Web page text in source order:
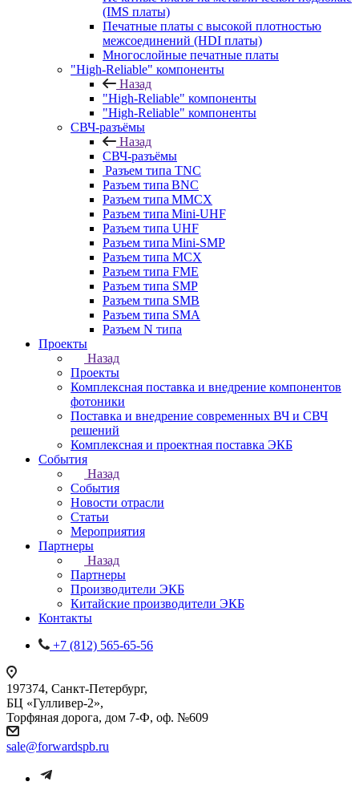
(IMS платы)
Печатные платы с высокой плотностью
межсоединений (HDI платы)
Многослойные печатные платы
"High-Reliable" компоненты
Назад
"High-Reliable" компоненты
"High-Reliable" компоненты
СВЧ-разъёмы
Назад
СВЧ-разъёмы
Разъем типа TNC
Разъем типа BNC
Разъем типа MMCX
Разъем типа Mini-UHF
Разъем типа UHF
Разъем типа Mini-SMP
Разъем типа MCX
Разъем типа FME
Разъем типа SMP
Разъем типа SMB
Разъем типа SMA
Разъем N типа
Проекты
Назад
Проекты
Комплексная поставка и внедрение компонентов
фотоники
Поставка и внедрение современных ВЧ и СВЧ
решений
Комплексная и проектная поставка ЭКБ
События
Назад
События
Новости отрасли
Статьи
Мероприятия
Партнеры
Назад
Партнеры
Производители ЭКБ
Китайские производители ЭКБ
Контакты
+7 (812) 565-65-56
197374, Санкт-Петербург,
БЦ «Гулливер-2»,
Торфяная дорога, дом 7-Ф, оф. №609
sale@forwardspb.ru